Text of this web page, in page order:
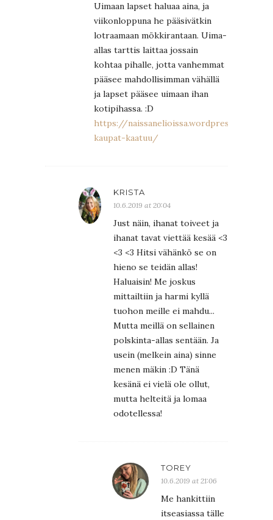
Uimaan lapset haluaa aina, ja
viikonloppuna he pääsivätkin
lotraamaan mökkirantaan. Uima-
allas tarttis laittaa jossain
kohtaa pihalle, jotta vanhemmat
pääsee mahdollisimman vähällä
ja lapset pääsee uimaan ihan
kotipihassa. :D
https://naissanelioissa.wordpress.com/
kaupat-kaatuu/
KRISTA
10.6.2019 at 20:04
Just näin, ihanat toiveet ja
ihanat tavat viettää kesää <3
<3 <3 Hitsi vähänkö se on
hieno se teidän allas!
Haluaisin! Me joskus
mittailtiin ja harmi kyllä
tuohon meille ei mahdu...
Mutta meillä on sellainen
polskinta-allas sentään. Ja
usein (melkein aina) sinne
menen mäkin :D Tänä
kesänä ei vielä ole ollut,
mutta helteitä ja lomaa
odotellessa!
TOREY
10.6.2019 at 21:06
Me hankittiin
itseasiassa tälle